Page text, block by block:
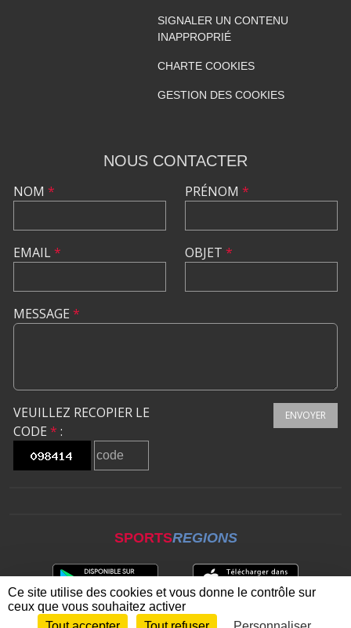
SIGNALER UN CONTENU
INAPPROPRIÉ
CHARTE COOKIES
GESTION DES COOKIES
NOUS CONTACTER
NOM *
EMAIL*
PRÉNOM *
OBJET *
MESSAGE *
VEUILLEZ RECOPIER LE
CODE * :
ENVOYER
SPORTSREGIONS
Ce site utilise des cookies et vous donne le contrôle sur
ceux que vous souhaitez activer